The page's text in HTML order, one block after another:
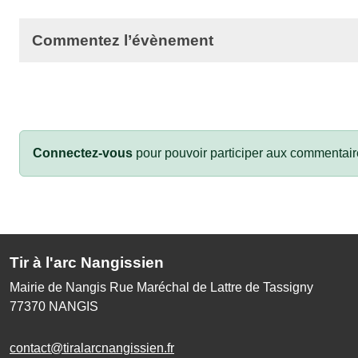
Commentez l’évènement
Connectez-vous pour pouvoir participer aux
Tir à l'arc Nangissien
Mairie de Nangis Rue Maréchal de Lattre de Tassigny
77370 NANGIS
contact@tiralarcnangissien.fr